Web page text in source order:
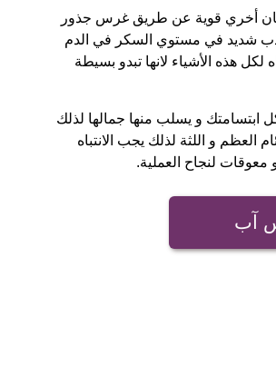
أخري قوية عن طريق غرس جذور
شديد في مستوي السكر في الدم
لكل هذه الأشياء لانها تبدو بسيطة
ابتسامتك و يسلب منها جمالها لذلك
العظم و اللثة لذلك يجب الانتباه
لنجاح العملية.
آب